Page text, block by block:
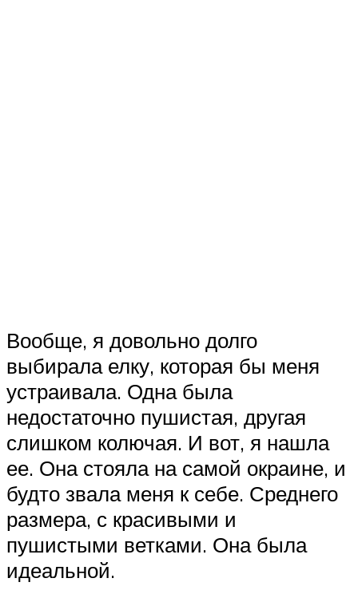
Вообще, я довольно долго
выбирала елку, которая бы меня
устраивала. Одна была
недостаточно пушистая, другая
слишком колючая. И вот, я нашла
ее. Она стояла на самой окраине, и
будто звала меня к себе. Среднего
размера, с красивыми и
пушистыми ветками. Она была
идеальной.